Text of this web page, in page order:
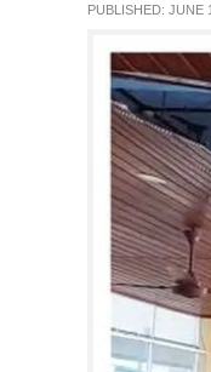
PUBLISHED: JUNE